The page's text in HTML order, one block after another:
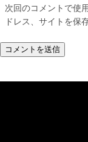
次回のコメントで使
ドレス、サイトを保